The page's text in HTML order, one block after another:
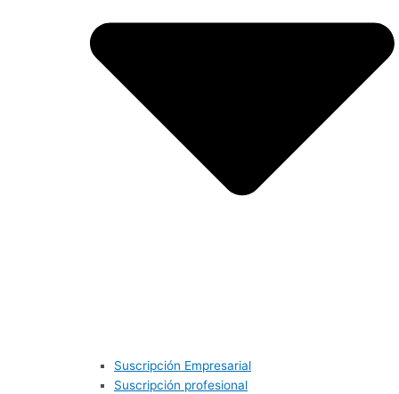
Suscripción Empresarial
Suscripción profesional